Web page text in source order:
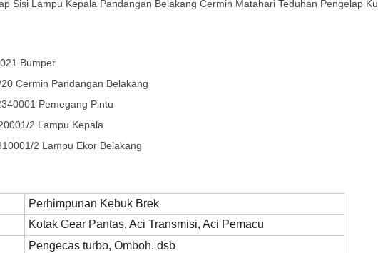
Sisi Lampu Kepala Pandangan Belakang Cermin Matahari Teduhan Pengelap
Bumper
Cermin Pandangan Belakang
Pemegang Pintu
2 Lampu Kepala
2 Lampu Ekor Belakang
Perhimpunan Kebuk Brek
Kotak Gear Pantas, Aci Transmisi, Aci Pemacu
Pengecas turbo, Omboh, dsb